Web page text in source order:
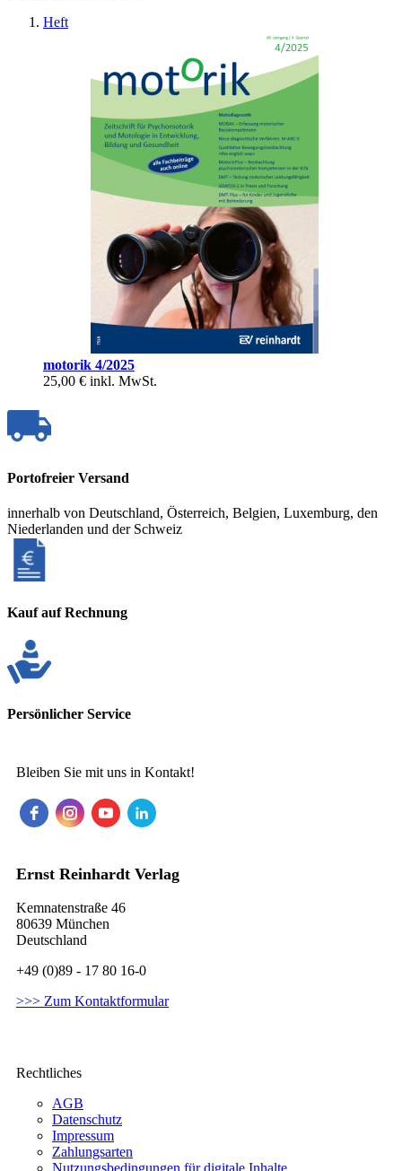
Heft
motorik 4/2025
25,00 € inkl. MwSt.
Portofreier Versand
innerhalb von Deutschland, Österreich, Belgien, Luxemburg, den
Niederlanden und der Schweiz
Kauf auf Rechnung
Persönlicher Service
Bleiben Sie mit uns in Kontakt!
Ernst Reinhardt Verlag
Kemnatenstraße 46
80639 München
Deutschland
+49 (0)89 - 17 80 16-0
>>> Zum Kontaktformular
Rechtliches
AGB
Datenschutz
Impressum
Zahlungsarten